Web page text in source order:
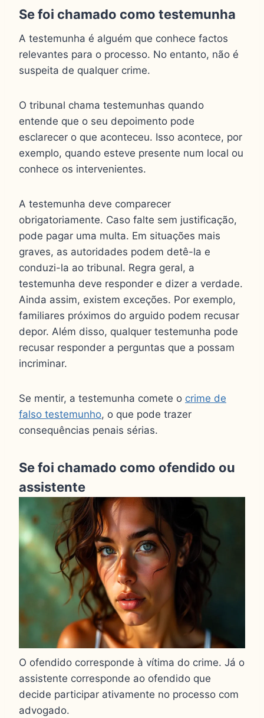
Se foi chamado como testemunha
A testemunha é alguém que conhece factos
relevantes para o processo. No entanto, não é
suspeita de qualquer crime.
O tribunal chama testemunhas quando
entende que o seu depoimento pode
esclarecer o que aconteceu. Isso acontece, por
exemplo, quando esteve presente num local ou
conhece os intervenientes.
A testemunha deve comparecer
obrigatoriamente. Caso falte sem justificação,
pode pagar uma multa. Em situações mais
graves, as autoridades podem detê-la e
conduzi-la ao tribunal. Regra geral, a
testemunha deve responder e dizer a verdade.
Ainda assim, existem exceções. Por exemplo,
familiares próximos do arguido podem recusar
depor. Além disso, qualquer testemunha pode
recusar responder a perguntas que a possam
incriminar.
Se mentir, a testemunha comete o crime de
falso testemunho, o que pode trazer
consequências penais sérias.
Se foi chamado como ofendido ou
assistente
O ofendido corresponde à vítima do crime. Já o
assistente corresponde ao ofendido que
decide participar ativamente no processo com
advogado.